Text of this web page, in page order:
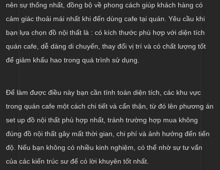
nên sự thống nhất, đồng bộ về phong cách giúp khách hàng có
cảm giác thoải mái nhất khi đến dùng cafe tại quán. Yêu cầu khi
bạn lựa chọn đồ nội thất là : có kích thước phù hợp với diện tích
quán cafe, dễ dàng di chuyển, thay đổi vị trí và có chất lượng tốt
để giảm khấu hao trong quá trình sử dụng.
Để làm được điều này bạn cần tính toán diện tích, các khu vực
trong quán cafe một cách chi tiết và cẩn thận, từ đó lên phương án
set up đồ nội thất phù hợp nhất, tránh trường hợp mua không
đúng đồ nội thất gây mất thời gian, chi phí và ảnh hưởng đến tiến
độ. Nếu bạn không có nhiều kinh nghiệm, có thể nhờ sự tư vấn
của các kiến trúc sư để có lời khuyên tốt nhất.